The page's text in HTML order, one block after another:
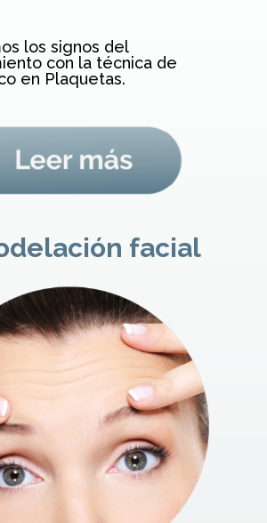
los signos del
con la técnica de
en Plaquetas.
facial